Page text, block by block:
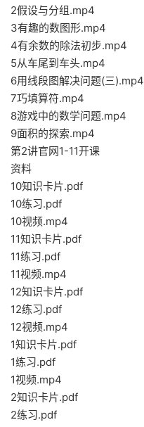
2假设与分组.mp4
3有趣的数图形.mp4
4有余数的除法初步.mp4
5从车尾到车头.mp4
6用线段图解决问题(三).mp4
7巧填算符.mp4
8游戏中的数学问题.mp4
9面积的探索.mp4
第2讲官网1-11开课
资料
10知识卡片.pdf
10练习.pdf
10视频.mp4
11知识卡片.pdf
11练习.pdf
11视频.mp4
12知识卡片.pdf
12练习.pdf
12视频.mp4
1知识卡片.pdf
1练习.pdf
1视频.mp4
2知识卡片.pdf
2练习.pdf